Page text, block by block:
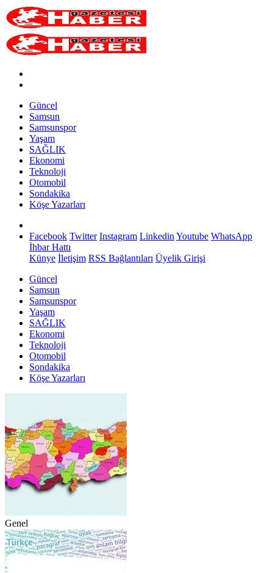
Güncel
Samsun
Samsunspor
Yaşam
SAĞLIK
Ekonomi
Teknoloji
Otomobil
Sondakika
Köşe Yazarları
Facebook Twitter Instagram Linkedin Youtube WhatsApp
İhbar Hattı
Künye İletişim RSS Bağlantıları Üyelik Girişi
Güncel
Samsun
Samsunspor
Yaşam
SAĞLIK
Ekonomi
Teknoloji
Otomobil
Sondakika
Köşe Yazarları
Genel